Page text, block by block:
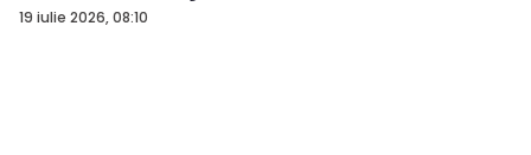
19 iulie 2026, 08:10